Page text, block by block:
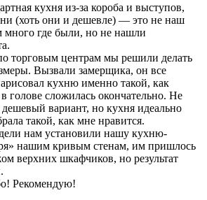
кухня из-за короба и выступов,
(хоть они и дешевле) — это не наш
где были, но не нашли
торговым центрам мы решили делать
Вызвали замерщика, он все
кухню именно такой, как
голове сложилась окончательно. Не
вариант, но кухня идеально
такой, как мне нравится.
нам установили нашу кухню-
нашим кривым стенам, им пришлось
верхних шкафчиков, но результат
Рекомендую!